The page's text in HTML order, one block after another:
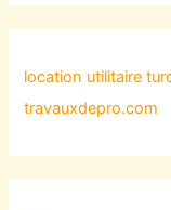
location utilitaire
travauxdepro.com